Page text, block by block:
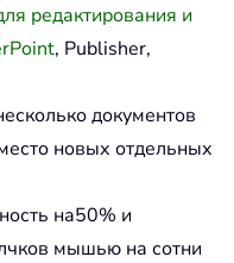
редактирования и
, Publisher,
документов
новых отдельных
на50% и
мышью на сотни